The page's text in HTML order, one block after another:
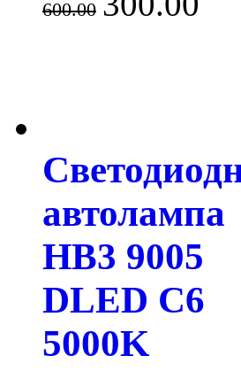
600.00
автолампа
HB3 9005
DLED C6
5000K